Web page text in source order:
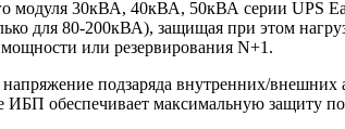
30кВА, 40кВА, 50кВА серии UPS
для 80-200кВА), защищая при этом
или резервирования N+1.
подзаряда внутренних/внешних
ИБП обеспечивает максимальную защиту